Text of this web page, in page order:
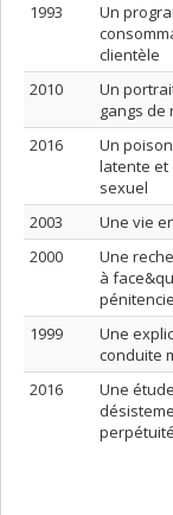
1993
Un
clientèle
2010
Un
gangs de
2016
Un
latente et
sexuel
2003
Une vie
2000
Une
à
1999
Une
conduite
2016
Une